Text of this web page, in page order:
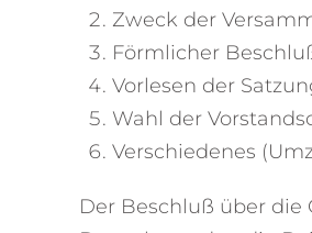
Zweck der
Förmlicher
Vorlesen der
Wahl der
Verschiedenes
Der Beschluß über